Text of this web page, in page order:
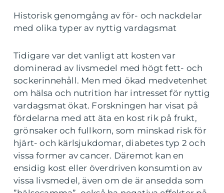
Historisk genomgång av för- och nackdelar
med olika typer av nyttig vardagsmat
Tidigare var det vanligt att kosten var
dominerad av livsmedel med högt fett- och
sockerinnehåll. Men med ökad medvetenhet
om hälsa och nutrition har intresset för nyttig
vardagsmat ökat. Forskningen har visat på
fördelarna med att äta en kost rik på frukt,
grönsaker och fullkorn, som minskad risk för
hjärt- och kärlsjukdomar, diabetes typ 2 och
vissa former av cancer. Däremot kan en
ensidig kost eller överdriven konsumtion av
vissa livsmedel, även om de är ansedda som